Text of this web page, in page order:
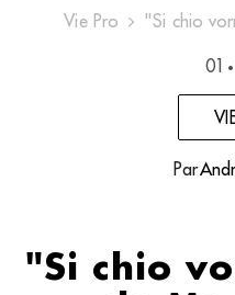
Vie Pro "Si chio
01 •
Par
"Si chio